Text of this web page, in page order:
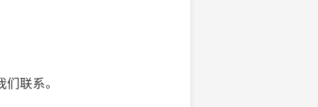
联系。